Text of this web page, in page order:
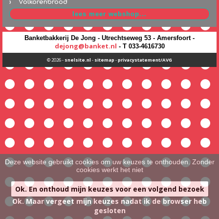
Volkorenbrood
Banketbakkerij De Jong - Utrechtseweg 53 - Amersfoort -
dejong@banket.nl - T 033-4616730
© 2026 - snelsite.nl- sitemap -privacystatement/AVG
Deze website gebruikt cookies om uw keuzes te onthouden. Zonder
cookies werkt het niet
Ok. En onthoud mijn keuzes voor een volgend bezoek
Ok. Maar vergeet mijn keuzes nadat ik de browser heb
gesloten